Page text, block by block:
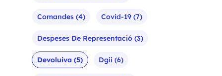
Comandes (4) Covid-19 (7)
Despeses De Representació (3)
Devoluiva (5) Dgii (6)